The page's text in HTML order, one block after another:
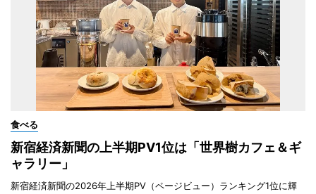
食べる
新宿経済新聞の上半期PV1位は「世界樹カフェ＆ギ
ャラリー」
新宿経済新聞の2026年上半期PV（ページビュー）ランキング1位に輝